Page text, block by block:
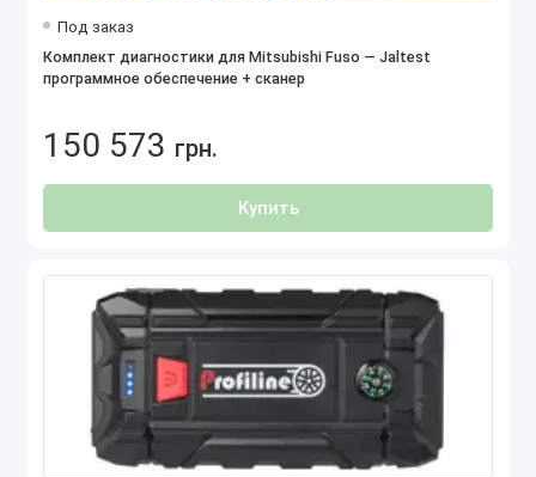
Под заказ
Комплект диагностики для Mitsubishi Fuso — Jaltest
программное обеспечение + сканер
150 573 грн.
Купить